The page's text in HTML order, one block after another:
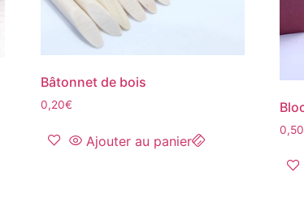
Bâtonnet de bois
0,20€
Ajouter au panier
0,50